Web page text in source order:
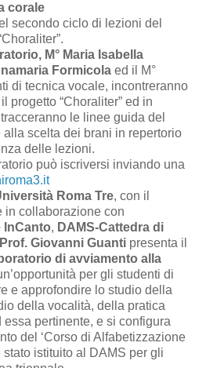
corale
secondo ciclo di lezioni del
M° Maria Isabella
Formicola ed il M°
di tecnica vocale, incontreranno
progetto “Choraliter” ed in
le linee guida del
alla scelta dei brani in repertorio
delle lezioni.
può iscriversi inviando una
Roma Tre, con il
in collaborazione con
InCanto, DAMS-Cattedra di
Giovanni Guanti presenta il
di avviamento alla
per gli studenti di
e approfondire lo studio della
della vocalità, della pratica
pertinente, e si configura
del ‘Corso di Alfabetizzazione
stato istituito al DAMS per gli